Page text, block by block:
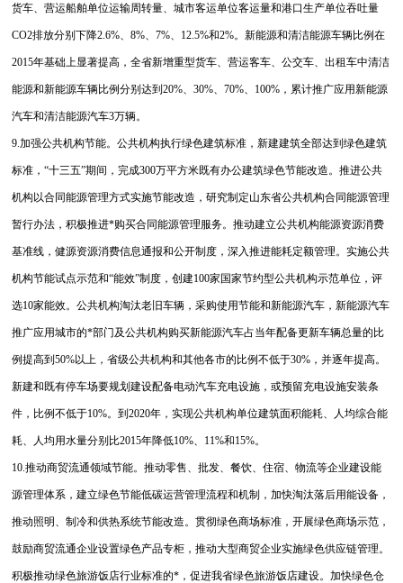
货车、营运船舶单位运输周转量、城市客运单位客运量和港口生产单位吞吐量
CO2排放分别下降2.6%、8%、7%、12.5%和2%。新能源和清洁能源车辆比例在
2015年基础上显著提高，全省新增重型货车、营运客车、公交车、出租车中清洁
能源和新能源车辆比例分别达到20%、30%、70%、100%，累计推广应用新能源
汽车和清洁能源汽车3万辆。
9.加强公共机构节能。公共机构执行绿色建筑标准，新建建筑全部达到绿色建筑
标准，“十三五”期间，完成300万平方米既有办公建筑绿色节能改造。推进公共
机构以合同能源管理方式实施节能改造，研究制定山东省公共机构合同能源管理
暂行办法，积极推进*购买合同能源管理服务。推动建立公共机构能源资源消费
基准线，健源资源消费信息通报和公开制度，深入推进能耗定额管理。实施公共
机构节能试点示范和“能效”制度，创建100家国家节约型公共机构示范单位，评
选10家能效。公共机构淘汰老旧车辆，采购使用节能和新能源汽车，新能源汽车
推广应用城市的*部门及公共机构购买新能源汽车占当年配备更新车辆总量的比
例提高到50%以上，省级公共机构和其他各市的比例不低于30%，并逐年提高。
新建和既有停车场要规划建设配备电动汽车充电设施，或预留充电设施安装条
件，比例不低于10%。到2020年，实现公共机构单位建筑面积能耗、人均综合能
耗、人均用水量分别比2015年降低10%、11%和15%。
10.推动商贸流通领域节能。推动零售、批发、餐饮、住宿、物流等企业建设能
源管理体系，建立绿色节能低碳运营管理流程和机制，加快淘汰落后用能设备，
推动照明、制冷和供热系统节能改造。贯彻绿色商场标准，开展绿色商场示范，
鼓励商贸流通企业设置绿色产品专柜，推动大型商贸企业实施绿色供应链管理。
积极推动绿色旅游饭店行业标准的*，促进我省绿色旅游饭店建设。加快绿色仓